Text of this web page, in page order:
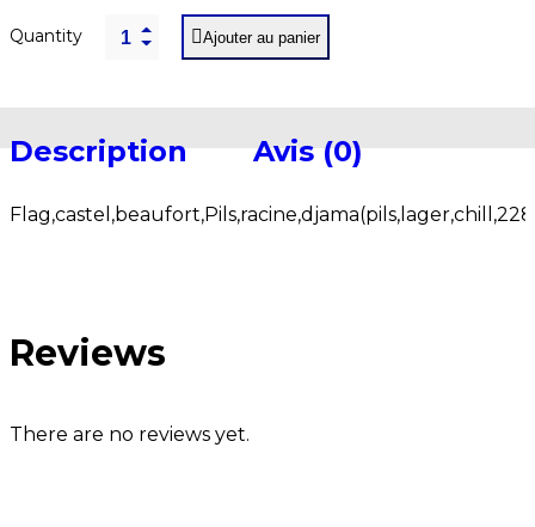
Quantity Ajouter au panier
Description Avis (0)
Reviews
There are no reviews yet.